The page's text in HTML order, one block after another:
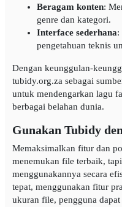
Beragam konten:
genre dan kategori.
Interface sederhana:
pengetahuan teknis
Dengan keunggulan-
tubidy.org.za sebagai
untuk mendengarkan lagu
berbagai belahan dunia.
Gunakan Tubidy
Memaksimalkan fitur dan
menemukan file terbaik,
menggunakannya secara
tepat, menggunakan fitur
ukuran file, pengguna